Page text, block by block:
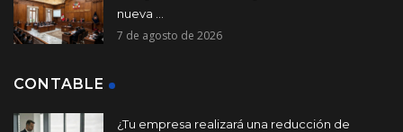
nueva ...
7 de agosto de 2026
CONTABLE
¿Tu empresa realizará una reducción de